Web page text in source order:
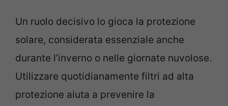
Un ruolo decisivo lo gioca la protezione
solare, considerata essenziale anche
durante l’inverno o nelle giornate nuvolose.
Utilizzare quotidianamente filtri ad alta
protezione aiuta a prevenire la